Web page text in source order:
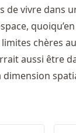
de vivre dans
limites chères
aussi être
dimension